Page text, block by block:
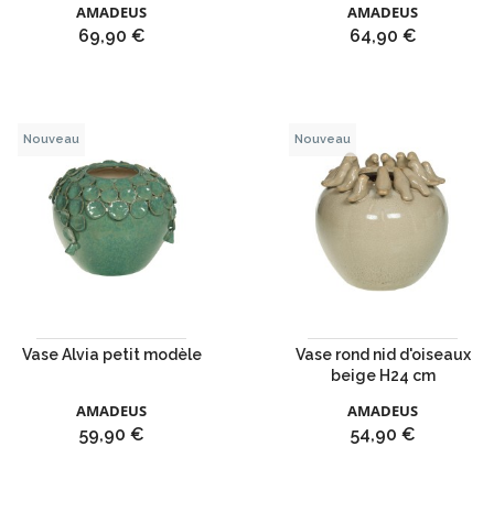
AMADEUS
Prix
69,90 €
AMADEUS
Prix
64,90 €
Vase Alvia petit modèle
AMADEUS
Prix
59,90 €
Nouveau
Vase rond nid d'oiseaux
beige H24 cm
AMADEUS
Prix
54,90 €
Nouveau